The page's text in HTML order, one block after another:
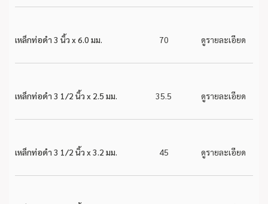
เหล็กท่อดำ 3 นิ้ว x 6.0 มม. 70 ดูรายละเอียด
เหล็กท่อดำ 3 1/2 นิ้ว x 2.5 มม. 35.5 ดูรายละเอียด
เหล็กท่อดำ 3 1/2 นิ้ว x 3.2 มม. 45 ดูรายละเอียด